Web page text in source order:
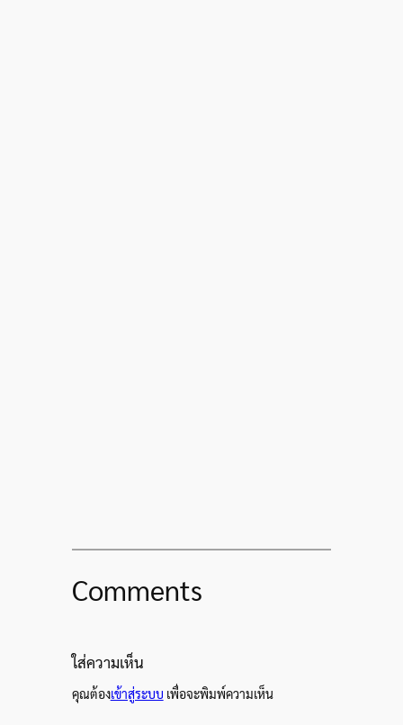
Comments
ใส่ความเห็น
คุณต้องเข้าสู่ระบบ เพื่อจะพิมพ์ความเห็น